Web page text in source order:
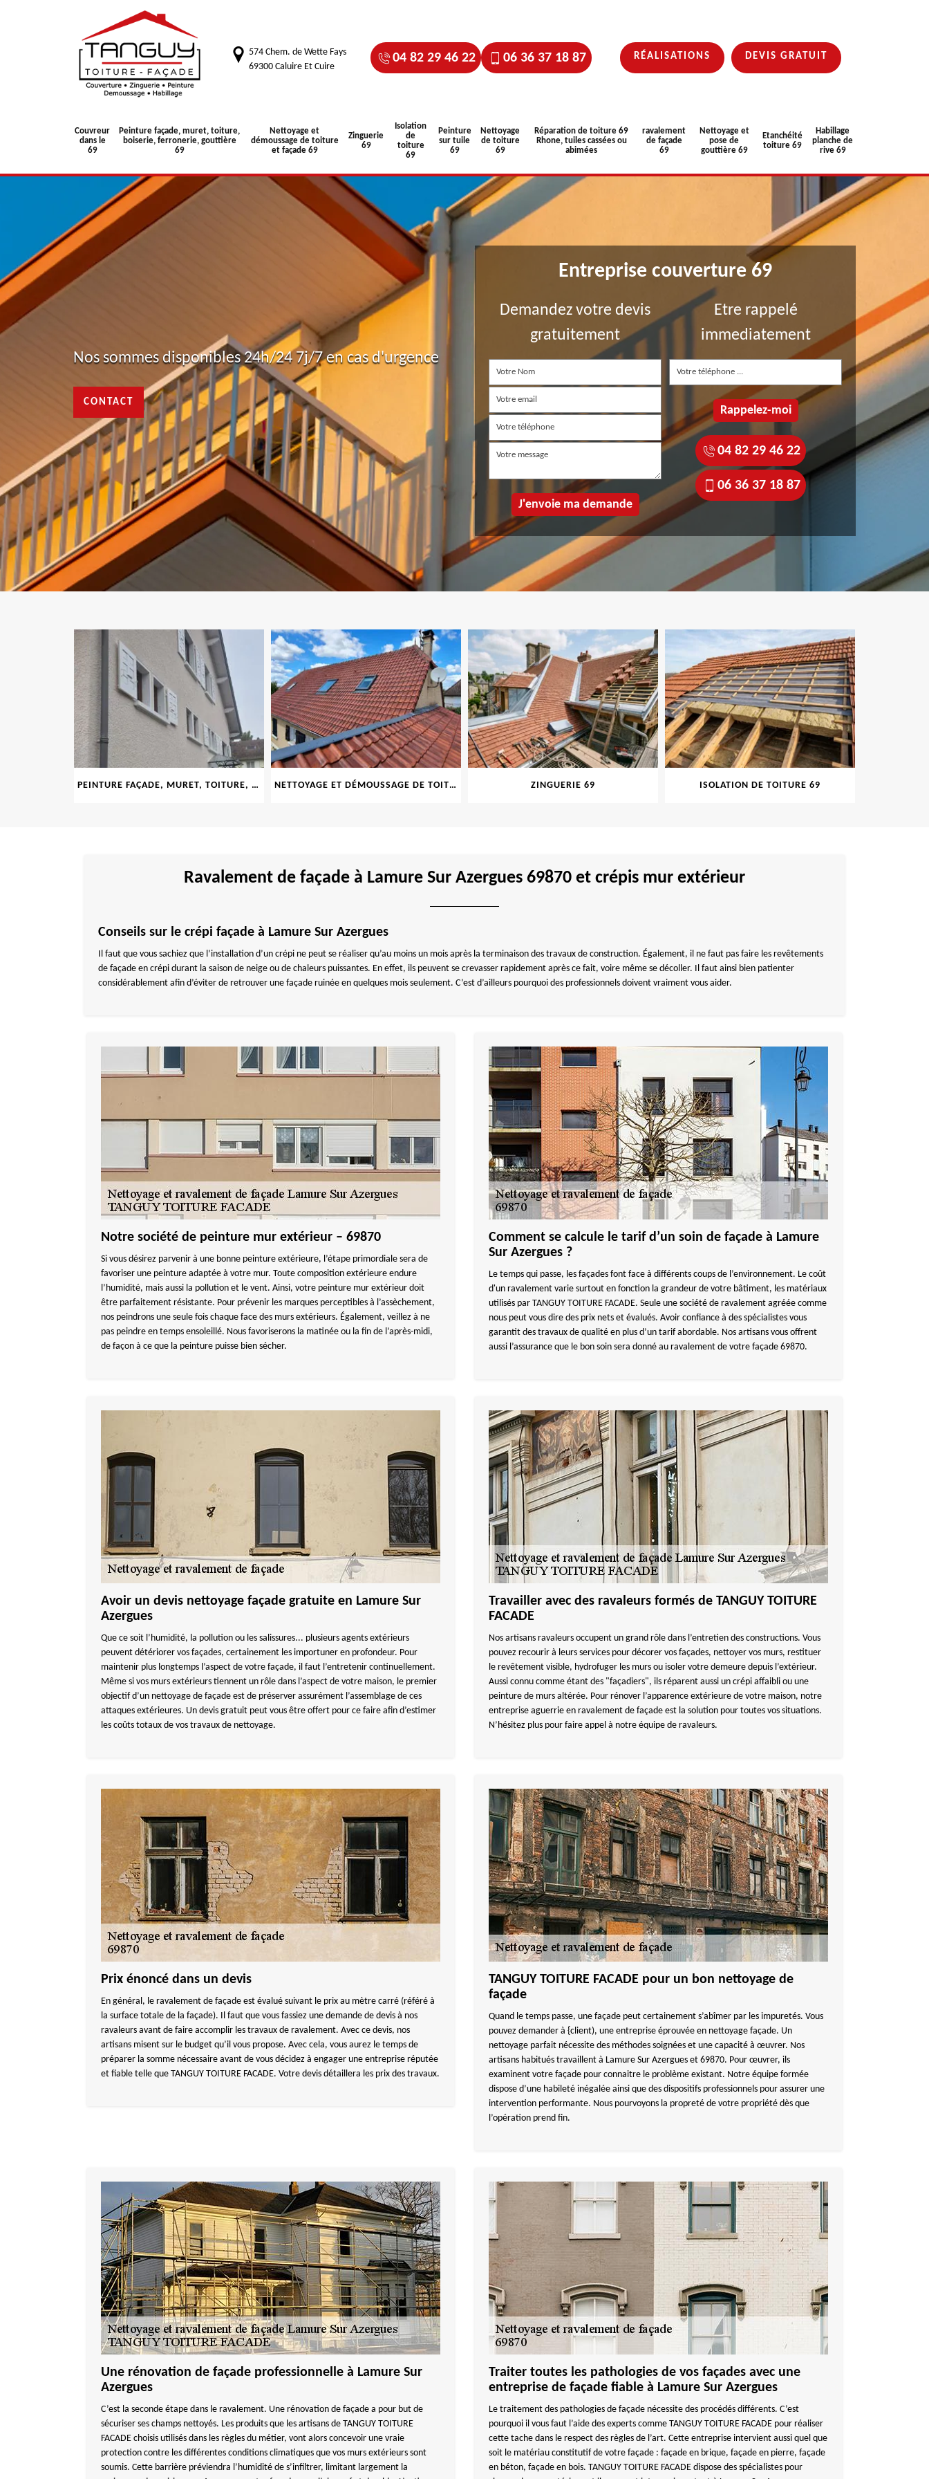
574 Chem. de Wette Fays
69300 Caluire Et Cuire
04 82 29 46 22 06 36 37 18 87 RÉALISATIONS DEVIS GRATUIT
Couvreur
dans le
69
Peinture façade, muret, toiture,
boiserie, ferronerie, gouttière
69
Nettoyage et
démoussage de toiture
et façade 69
Zinguerie
69
Isolation
de
toiture
69
Peinture
sur tuile
69
Nettoyage
de toiture
69
Réparation de toiture 69
Rhone, tuiles cassées ou
abimées
ravalement
de façade
69
Nettoyage et
pose de
gouttière 69
Etanchéité
toiture 69
Habillage
planche de
rive 69
Nos sommes disponibles 24h/24 7j/7 en cas d'urgence
CONTACT
Entreprise couverture 69
Demandez votre devis
gratuitement
Etre rappelé
immediatement
04 82 29 46 22
06 36 37 18 87
PEINTURE FAÇADE, MURET, TOITURE, BOISERIE, FERRONERIE, GOUTTIÈRE 69 NETTOYAGE ET DÉMOUSSAGE DE TOITURE ET FAÇADE 69 ZINGUERIE 69 ISOLATION DE TOITURE 69
Ravalement de façade à Lamure Sur Azergues 69870 et crépis mur extérieur
Conseils sur le crépi façade à Lamure Sur Azergues
Il faut que vous sachiez que l’installation d’un crépi ne peut se réaliser qu’au moins un mois après la terminaison des travaux de construction. Également, il ne faut pas faire les revêtements
de façade en crépi durant la saison de neige ou de chaleurs puissantes. En effet, ils peuvent se crevasser rapidement après ce fait, voire même se décoller. Il faut ainsi bien patienter
considérablement afin d’éviter de retrouver une façade ruinée en quelques mois seulement. C’est d’ailleurs pourquoi des professionnels doivent vraiment vous aider.
Notre société de peinture mur extérieur – 69870
Si vous désirez parvenir à une bonne peinture extérieure, l’étape primordiale sera de
favoriser une peinture adaptée à votre mur. Toute composition extérieure endure
l’humidité, mais aussi la pollution et le vent. Ainsi, votre peinture mur extérieur doit
être parfaitement résistante. Pour prévenir les marques perceptibles à l’assèchement,
nos peindrons une seule fois chaque face des murs extérieurs. Également, veillez à ne
pas peindre en temps ensoleillé. Nous favoriserons la matinée ou la fin de l’après-midi,
de façon à ce que la peinture puisse bien sécher.
Comment se calcule le tarif d’un soin de façade à Lamure
Sur Azergues ?
Le temps qui passe, les façades font face à différents coups de l’environnement. Le coût
d'un ravalement varie surtout en fonction la grandeur de votre bâtiment, les matériaux
utilisés par TANGUY TOITURE FACADE. Seule une société de ravalement agréée comme
nous peut vous dire des prix nets et évalués. Avoir confiance à des spécialistes vous
garantit des travaux de qualité en plus d’un tarif abordable. Nos artisans vous offrent
aussi l’assurance que le bon soin sera donné au ravalement de votre façade 69870.
Avoir un devis nettoyage façade gratuite en Lamure Sur
Azergues
Que ce soit l’humidité, la pollution ou les salissures... plusieurs agents extérieurs
peuvent détériorer vos façades, certainement les importuner en profondeur. Pour
maintenir plus longtemps l’aspect de votre façade, il faut l’entretenir continuellement.
Même si vos murs extérieurs tiennent un rôle dans l’aspect de votre maison, le premier
objectif d’un nettoyage de façade est de préserver assurément l’assemblage de ces
attaques extérieures. Un devis gratuit peut vous être offert pour ce faire afin d’estimer
les coûts totaux de vos travaux de nettoyage.
Travailler avec des ravaleurs formés de TANGUY TOITURE
FACADE
Nos artisans ravaleurs occupent un grand rôle dans l’entretien des constructions. Vous
pouvez recourir à leurs services pour décorer vos façades, nettoyer vos murs, restituer
le revêtement visible, hydrofuger les murs ou isoler votre demeure depuis l’extérieur.
Aussi connu comme étant des "façadiers", ils réparent aussi un crépi affaibli ou une
peinture de murs altérée. Pour rénover l’apparence extérieure de votre maison, notre
entreprise aguerrie en ravalement de façade est la solution pour toutes vos situations.
N’hésitez plus pour faire appel à notre équipe de ravaleurs.
Prix énoncé dans un devis
En général, le ravalement de façade est évalué suivant le prix au mètre carré (référé à
la surface totale de la façade). Il faut que vous fassiez une demande de devis à nos
ravaleurs avant de faire accomplir les travaux de ravalement. Avec ce devis, nos
artisans misent sur le budget qu’il vous propose. Avec cela, vous aurez le temps de
préparer la somme nécessaire avant de vous décidez à engager une entreprise réputée
et fiable telle que TANGUY TOITURE FACADE. Votre devis détaillera les prix des travaux.
TANGUY TOITURE FACADE pour un bon nettoyage de
façade
Quand le temps passe, une façade peut certainement s’abîmer par les impuretés. Vous
pouvez demander à {client), une entreprise éprouvée en nettoyage façade. Un
nettoyage parfait nécessite des méthodes soignées et une capacité à œuvrer. Nos
artisans habitués travaillent à Lamure Sur Azergues et 69870. Pour œuvrer, ils
examinent votre façade pour connaitre le problème existant. Notre équipe formée
dispose d’une habileté inégalée ainsi que des dispositifs professionnels pour assurer une
intervention performante. Nous pourvoyons la propreté de votre propriété dès que
l’opération prend fin.
Une rénovation de façade professionnelle à Lamure Sur
Azergues
C’est la seconde étape dans le ravalement. Une rénovation de façade a pour but de
sécuriser ses champs nettoyés. Les produits que les artisans de TANGUY TOITURE
FACADE choisis utilisés dans les règles du métier, vont alors concevoir une vraie
protection contre les différentes conditions climatiques que vos murs extérieurs sont
soumis. Cette barrière préviendra l’humidité de s’infiltrer, limitant largement la
Traiter toutes les pathologies de vos façades avec une
entreprise de façade fiable à Lamure Sur Azergues
Le traitement des pathologies de façade nécessite des procédés différents. C’est
pourquoi il vous faut l’aide des experts comme TANGUY TOITURE FACADE pour réaliser
cette tache dans le respect des règles de l’art. Cette entreprise intervient aussi quel que
soit le matériau constitutif de votre façade : façade en brique, façade en pierre, façade
en béton, façade en bois. TANGUY TOITURE FACADE dispose des spécialistes pour